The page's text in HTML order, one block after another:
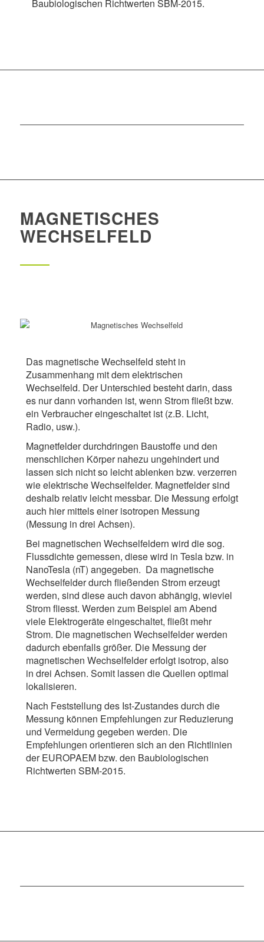
Baubiologischen Richtwerten SBM-2015.
MAGNETISCHES
WECHSELFELD
Das magnetische Wechselfeld steht in
Zusammenhang mit dem elektrischen
Wechselfeld. Der Unterschied besteht darin, dass
es nur dann vorhanden ist, wenn Strom fließt bzw.
ein Verbraucher eingeschaltet ist (z.B. Licht,
Radio, usw.).
Magnetfelder durchdringen Baustoffe und den
menschlichen Körper nahezu ungehindert und
lassen sich nicht so leicht ablenken bzw. verzerren
wie elektrische Wechselfelder. Magnetfelder sind
deshalb relativ leicht messbar. Die Messung erfolgt
auch hier mittels einer isotropen Messung
(Messung in drei Achsen).
Bei magnetischen Wechselfeldern wird die sog.
Flussdichte gemessen, diese wird in Tesla bzw. in
NanoTesla (nT) angegeben. Da magnetische
Wechselfelder durch fließenden Strom erzeugt
werden, sind diese auch davon abhängig, wieviel
Strom fliesst. Werden zum Beispiel am Abend
viele Elektrogeräte eingeschaltet, fließt mehr
Strom. Die magnetischen Wechselfelder werden
dadurch ebenfalls größer. Die Messung der
magnetischen Wechselfelder erfolgt isotrop, also
in drei Achsen. Somit lassen die Quellen optimal
lokalisieren.
Nach Feststellung des Ist-Zustandes durch die
Messung können Empfehlungen zur Reduzierung
und Vermeidung gegeben werden. Die
Empfehlungen orientieren sich an den Richtlinien
der EUROPAEM bzw. den Baubiologischen
Richtwerten SBM-2015.